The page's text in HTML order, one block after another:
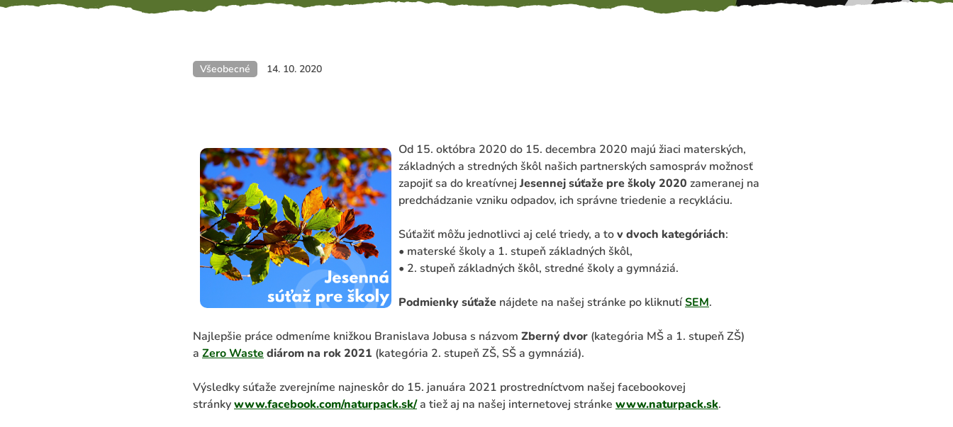
Všeobecné 14. 10. 2020
Od 15. októbra 2020 do 15. decembra 2020 majú žiaci materských,
základných a stredných škôl našich partnerských samospráv možnosť
zapojiť sa do kreatívnej Jesennej súťaže pre školy 2020 zameranej na
predchádzanie vzniku odpadov, ich správne triedenie a recykláciu.
Súťažiť môžu jednotlivci aj celé triedy, a tov dvoch kategóriách:
• materské školy a 1. stupeň základných škôl,
• 2. stupeň základných škôl, stredné školy a gymnáziá.
Podmienky súťaže nájdete na našej stránke po kliknutíSEM.
Najlepšie práce odmeníme knižkou Branislava Jobusa s názvom Zberný dvor (kategória MŠ a 1. stupeň ZŠ)
a Zero Waste diárom na rok 2021 (kategória 2. stupeň ZŠ, SŠ a gymnáziá).
Výsledky súťaže zverejníme najneskôr do 15. januára 2021 prostredníctvom našej facebookovej
stránkywww.facebook.com/naturpack.sk/a tiež aj na našej internetovej stránke www.naturpack.sk.